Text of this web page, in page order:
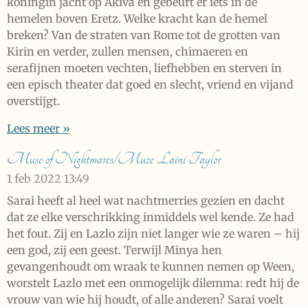
hemelen boven Eretz. Welke kracht kan de hemel
breken? Van de straten van Rome tot de grotten van
Kirin en verder, zullen mensen, chimaeren en
serafijnen moeten vechten, liefhebben en sterven in
een episch theater dat goed en slecht, vriend en vijand
overstijgt.
Lees meer »
Muse of Nightmares/Muze Laini Taylor
1 feb 2022 13:49
Sarai heeft al heel wat nachtmerries gezien en dacht
dat ze elke verschrikking inmiddels wel kende. Ze had
het fout. Zij en Lazlo zijn niet langer wie ze waren – hij
een god, zij een geest. Terwijl Minya hen
gevangenhoudt om wraak te kunnen nemen op Ween,
worstelt Lazlo met een onmogelijk dilemma: redt hij de
vrouw van wie hij houdt, of alle anderen? Sarai voelt